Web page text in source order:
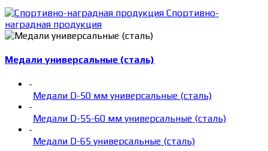
Спортивно-
наградная продукция
Медали универсальные (сталь)
-
Медали D-50 мм универсальные (сталь)
-
Медали D-55-60 мм универсальные (сталь)
-
Медали D-65 универсальные (сталь)